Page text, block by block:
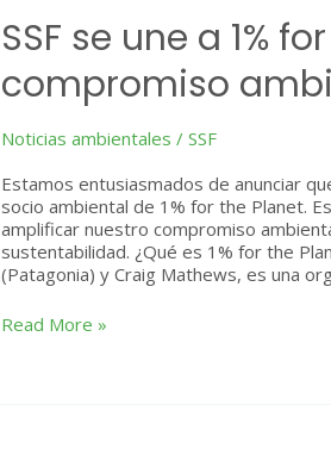
SSF se une a 1%
compromiso
Noticias ambientales / SSF
Estamos entusiasmados de anunciar
socio ambiental de 1% for the Planet.
amplificar nuestro compromiso
sustentabilidad. ¿Qué es 1% for the
(Patagonia) y Craig Mathews, es una
SSF
Read More »